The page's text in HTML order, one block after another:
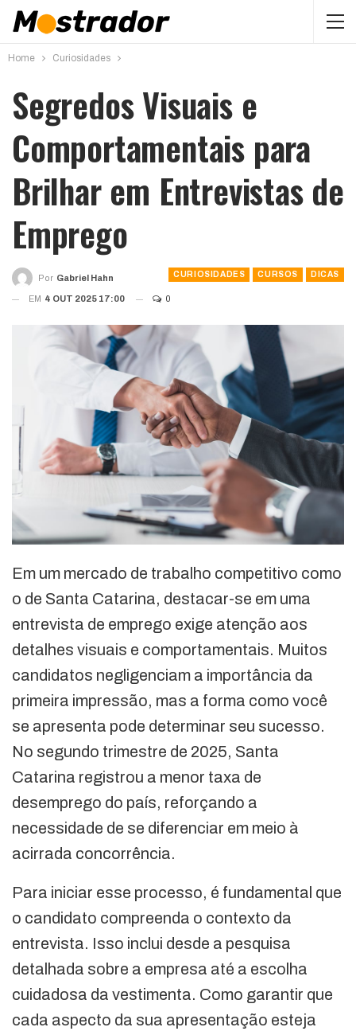
Home Curiosidades
Segredos Visuais e
Comportamentais para
Brilhar em Entrevistas de
Emprego
CURIOSIDADES CURSOS DICAS
Por Gabriel Hahn
EM 4 OUT 2025 17:00 0
Em um mercado de trabalho competitivo como
o de Santa Catarina, destacar-se em uma
entrevista de emprego exige atenção aos
detalhes visuais e comportamentais. Muitos
candidatos negligenciam a importância da
primeira impressão, mas a forma como você
se apresenta pode determinar seu sucesso.
No segundo trimestre de 2025, Santa
Catarina registrou a menor taxa de
desemprego do país, reforçando a
necessidade de se diferenciar em meio à
acirrada concorrência.
Para iniciar esse processo, é fundamental que
o candidato compreenda o contexto da
entrevista. Isso inclui desde a pesquisa
detalhada sobre a empresa até a escolha
cuidadosa da vestimenta. Como garantir que
cada aspecto da sua apresentação esteja